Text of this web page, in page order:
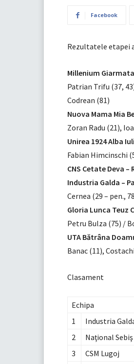
Facebook
Rezultatele etapei
Millenium
Patrian Trifu (37,
Codrean (81)
Nuova Mama Mia
Zoran Radu (21),
Unirea 1924 Alba
Fabian Himcinschi
CNS Cetate Deva
Industria Galda –
Cernea (29 – pen.,
Gloria Lunca Teuz
Petru Bulza (75) /
UTA Bătrâna
Banac (11),
Clasament
Echipa
1
Industria
2
Naţional Sebiş
3
CSM Lugoj